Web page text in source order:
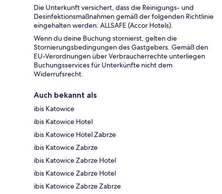
Die Unterkunft versichert, dass die Reinigungs- und
Desinfektionsmaßnahmen gemäß der folgenden Richtlinie
eingehalten werden: ALLSAFE (Accor Hotels).
Wenn du deine Buchung stornierst, gelten die
Stornierungsbedingungen des Gastgebers. Gemäß den
EU-Verordnungen über Verbraucherrechte unterliegen
Buchungsservices für Unterkünfte nicht dem
Widerrufsrecht.
Auch bekannt als
ibis Katowice
ibis Katowice Hotel
ibis Katowice Hotel Zabrze
ibis Katowice Zabrze
ibis Katowice Zabrze Hotel
ibis Katowice Zabrze Hotel
ibis Katowice Zabrze Zabrze